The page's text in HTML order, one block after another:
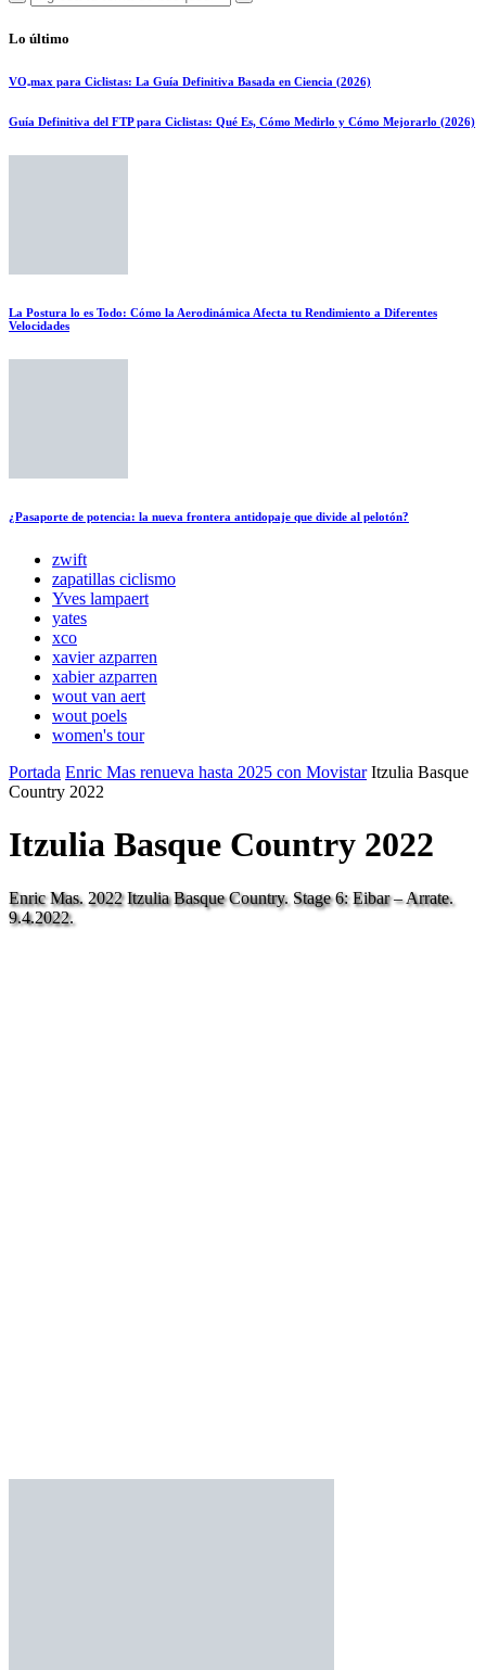
Lo último
VO₂max para Ciclistas: La Guía Definitiva Basada en Ciencia (2026)
Guía Definitiva del FTP para Ciclistas: Qué Es, Cómo Medirlo y Cómo Mejorarlo (2026)
La Postura lo es Todo: Cómo la Aerodinámica Afecta tu Rendimiento a Diferentes
Velocidades
¿Pasaporte de potencia: la nueva frontera antidopaje que divide al pelotón?
zwift
zapatillas ciclismo
Yves lampaert
yates
xco
xavier azparren
xabier azparren
wout van aert
wout poels
women's tour
Portada Enric Mas renueva hasta 2025 con Movistar Itzulia Basque
Country 2022
Itzulia Basque Country 2022
Enric Mas. 2022 Itzulia Basque Country. Stage 6: Eibar – Arrate.
9.4.2022.